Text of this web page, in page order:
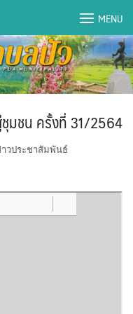
MENU
ชุมชน ครั้งที่ 31/2564
วประชาสัมพันธ์